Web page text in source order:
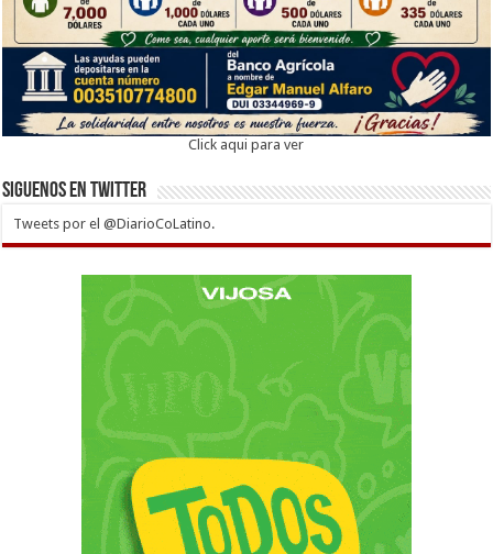
Click aqui para ver
Siguenos en twitter
Tweets por el @DiarioCoLatino.